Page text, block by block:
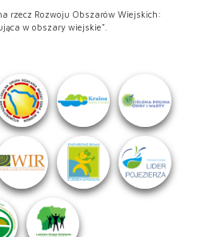
rzecz Rozwoju Obszarów Wiejskich:
w obszary wiejskie".